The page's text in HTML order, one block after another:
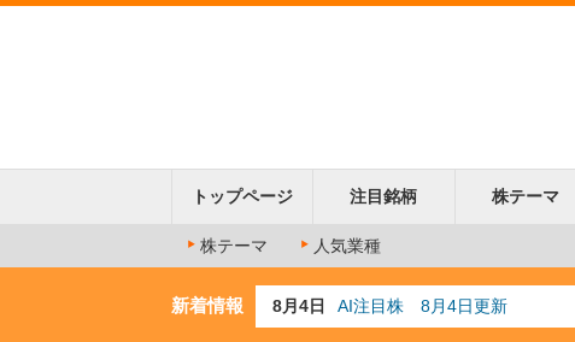
トップページ 注目銘柄 株テーマ
株テーマ 人気業種
新着情報 8月4日
AI注目株 8月4日更新
8月3日
人気業種注目株 8月3日更新